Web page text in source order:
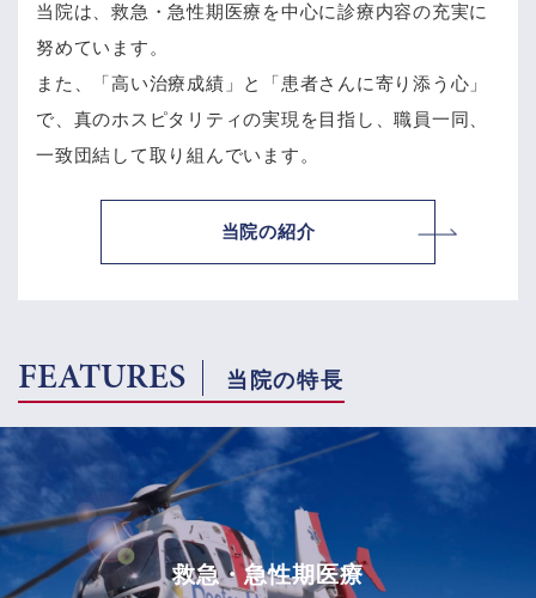
当院は、救急・急性期医療を中心に診療内容の充実に
努めています。
また、「高い治療成績」と「患者さんに寄り添う心」
で、 真のホスピタリティの実現を目指し、職員一同、
一致団結して取り組んでいます。
当院の紹介
FEATURES 当院の特長
救急・急性期医療